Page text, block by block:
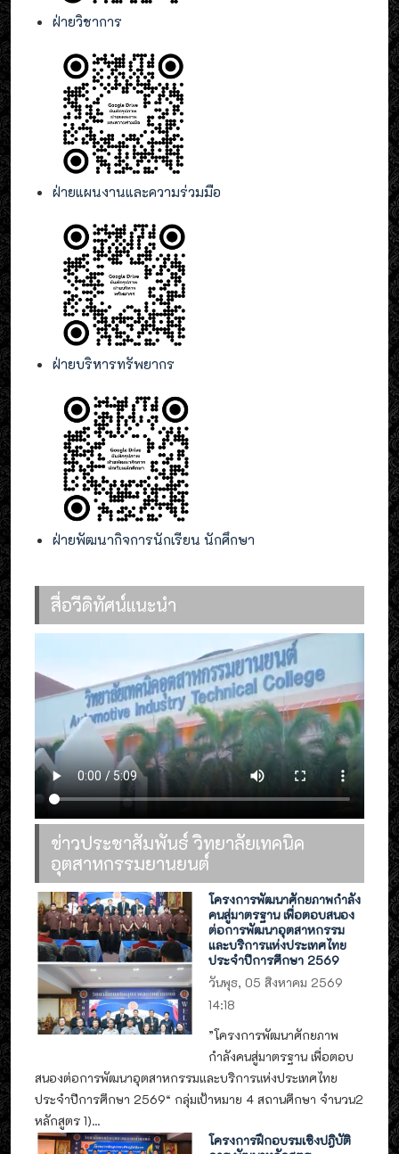
ฝ่ายวิชาการ
ฝ่ายแผนงานและความร่วมมือ
ฝ่ายบริหารทรัพยากร
ฝ่ายพัฒนากิจการนักเรียน นักศึกษา
สื่อวีดิทัศน์แนะนำ
ข่าวประชาสัมพันธ์ วิทยาลัยเทคนิค
อุตสาหกรรมยานยนต์
โครงการพัฒนาศักยภาพกำลัง
คนสู่มาตรฐาน เพื่อตอบสนอง
ต่อการพัฒนาอุตสาหกรรม
และบริการแห่งประเทศไทย
ประจำปีการศึกษา 2569
วันพุธ, 05 สิงหาคม 2569
14:18
”โครงการพัฒนาศักยภาพ
กำลังคนสู่มาตรฐาน เพื่อตอบ
สนองต่อการพัฒนาอุตสาหกรรมและบริการแห่งประเทศไทย
ประจำปีการศึกษา 2569“ กลุ่มเป้าหมาย 4 สถานศึกษา จำนวน2
หลักสูตร 1)...
โครงการฝึกอบรมเชิงปฎิบัติ